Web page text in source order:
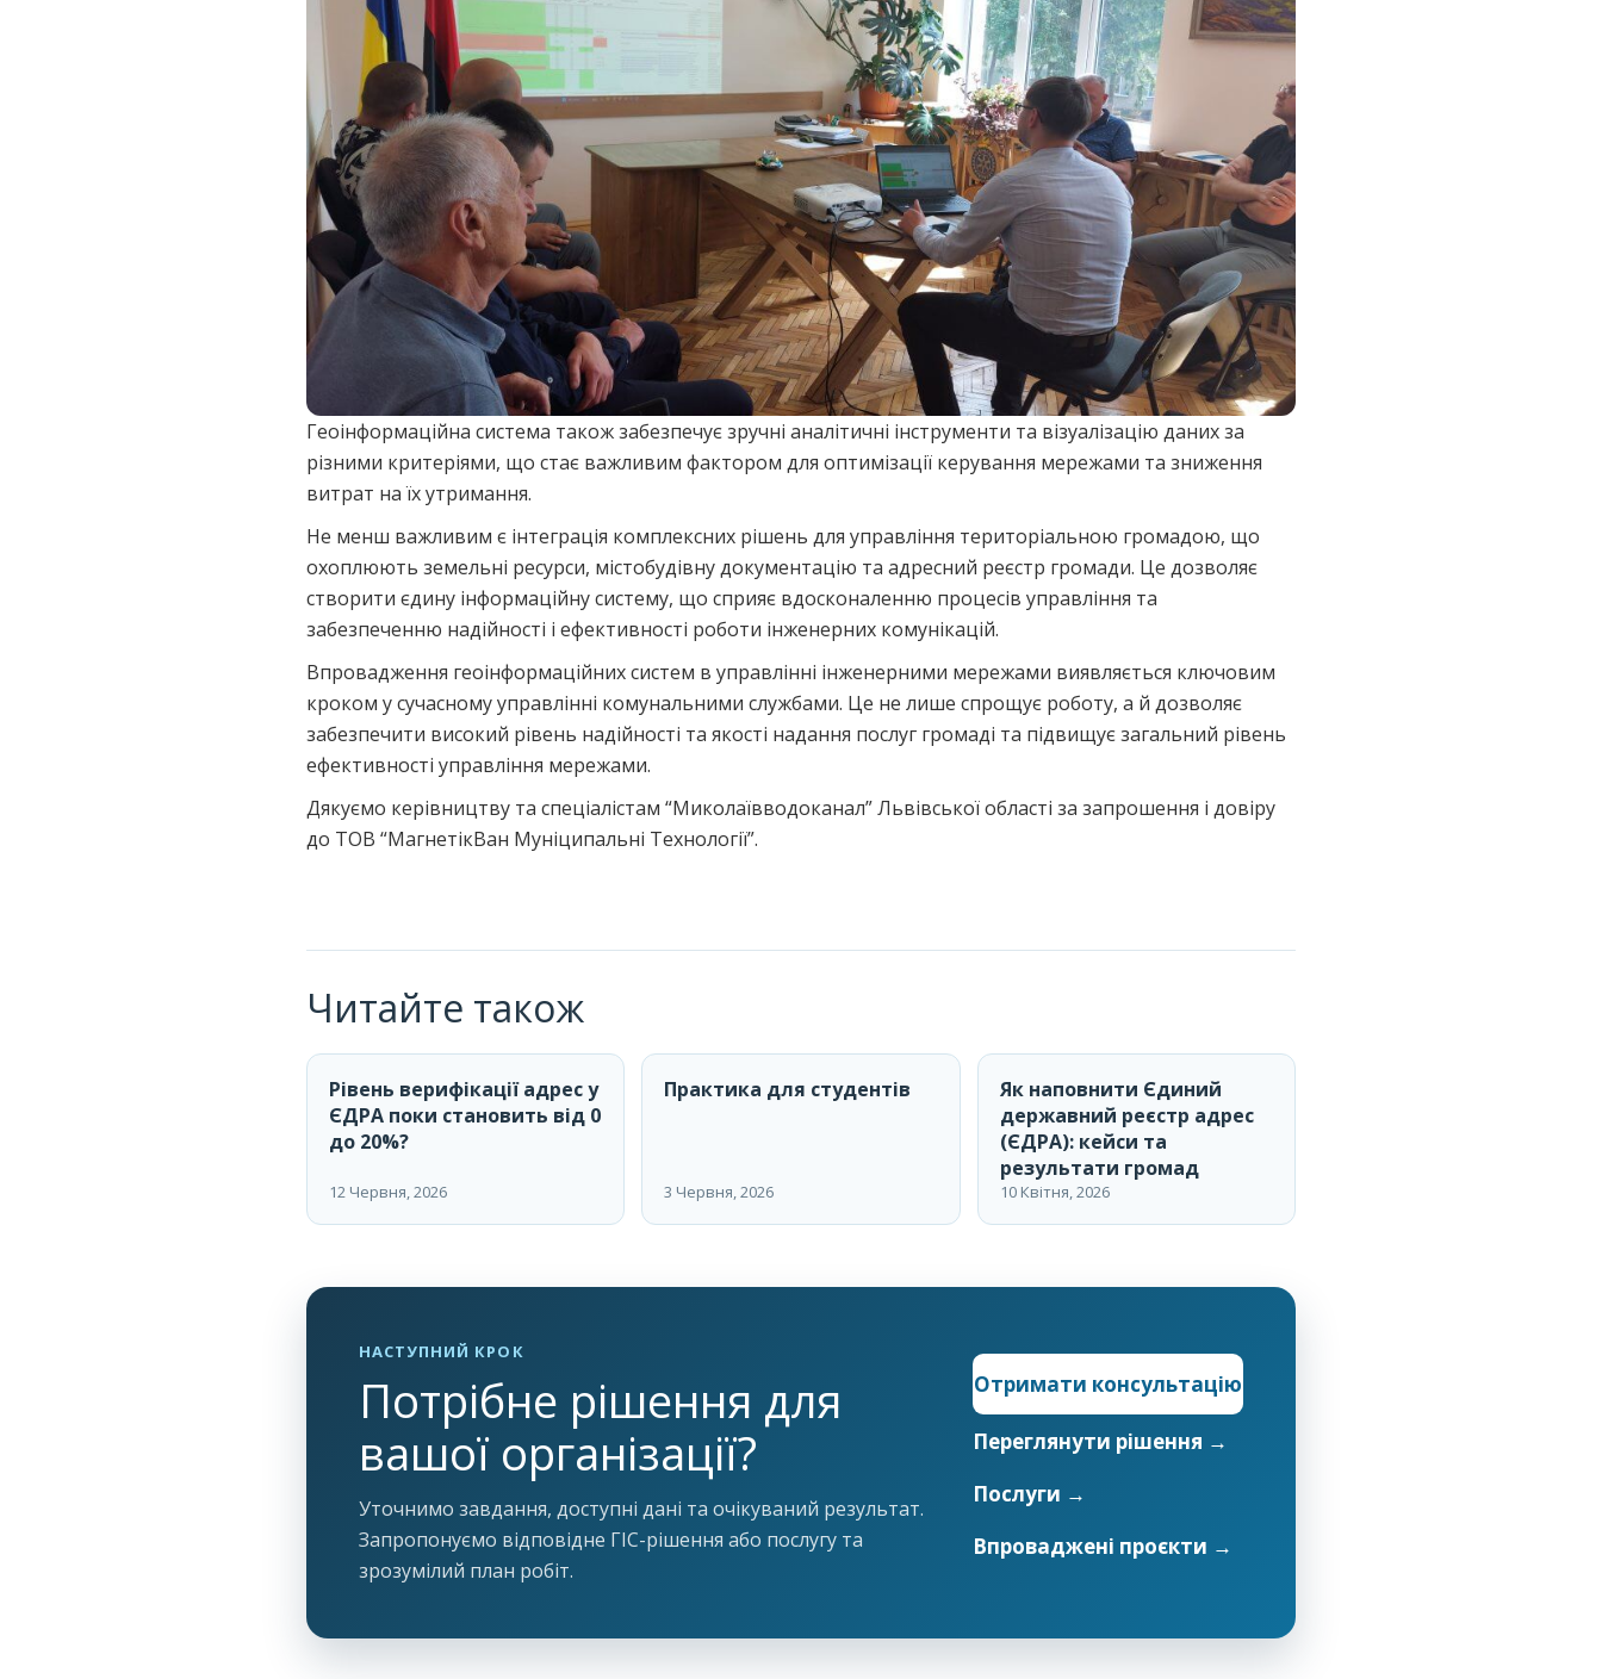
Геоінформаційна система також забезпечує зручні аналітичні інструменти та візуалізацію даних за
різними критеріями, що стає важливим фактором для оптимізації керування мережами та зниження
витрат на їх утримання.
Не менш важливим є інтеграція комплексних рішень для управління територіальною громадою, що
охоплюють земельні ресурси, містобудівну документацію та адресний реєстр громади. Це дозволяє
створити єдину інформаційну систему, що сприяє вдосконаленню процесів управління та
забезпеченню надійності і ефективності роботи інженерних комунікацій.
Впровадження геоінформаційних систем в управлінні інженерними мережами виявляється ключовим
кроком у сучасному управлінні комунальними службами. Це не лише спрощує роботу, а й дозволяє
забезпечити високий рівень надійності та якості надання послуг громаді та підвищує загальний рівень
ефективності управління мережами.
Дякуємо керівництву та спеціалістам “Миколаївводоканал” Львівської області за запрошення і довіру
до ТОВ “МагнетікВан Муніципальні Технології”.
Читайте також
Рівень верифікації адрес у
ЄДРА поки становить від 0
до 20%?
12 Червня, 2026
Практика для студентів
3 Червня, 2026
Як наповнити Єдиний
державний реєстр адрес
(ЄДРА): кейси та
результати громад
10 Квітня, 2026
НАСТУПНИЙ КРОК
Потрібне рішення для
вашої організації?
Уточнимо завдання, доступні дані та очікуваний результат.
Запропонуємо відповідне ГІС-рішення або послугу та
зрозумілий план робіт.
Отримати консультацію
Переглянути рішення →
Послуги →
Впроваджені проєкти →